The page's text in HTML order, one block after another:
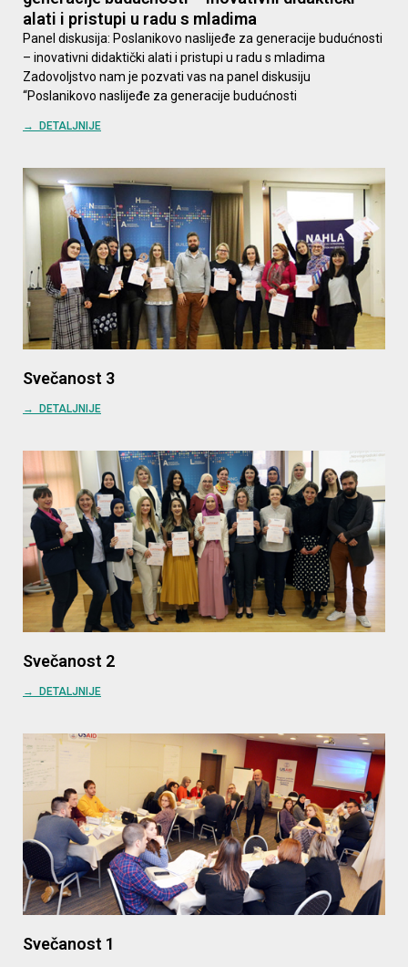
alati i pristupi u radu s mladima
Panel diskusija: Poslanikovo naslijeđe za generacije budućnosti
– inovativni didaktički alati i pristupi u radu s mladima
Zadovoljstvo nam je pozvati vas na panel diskusiju
“Poslanikovo naslijeđe za generacije budućnosti
→ DETALJNIJE
Svečanost 3
→ DETALJNIJE
Svečanost 2
→ DETALJNIJE
Svečanost 1